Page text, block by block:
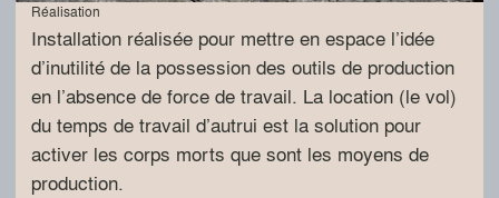
Réalisation
Installation réalisée pour mettre en espace l’idée
d’inutilité de la possession des outils de production
en l’absence de force de travail. La location (le vol)
du temps de travail d’autrui est la solution pour
activer les corps morts que sont les moyens de
production.